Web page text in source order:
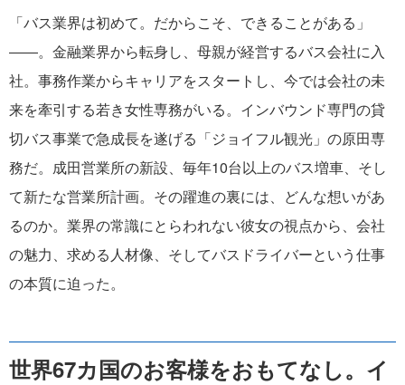
「バス業界は初めて。だからこそ、できることがある」
――。金融業界から転身し、母親が経営するバス会社に入
社。事務作業からキャリアをスタートし、今では会社の未
来を牽引する若き女性専務がいる。インバウンド専門の貸
切バス事業で急成長を遂げる「ジョイフル観光」の原田専
務だ。成田営業所の新設、毎年10台以上のバス増車、そし
て新たな営業所計画。その躍進の裏には、どんな想いがあ
るのか。業界の常識にとらわれない彼女の視点から、会社
の魅力、求める人材像、そしてバスドライバーという仕事
の本質に迫った。
世界67カ国のお客様をおもてなし。イ